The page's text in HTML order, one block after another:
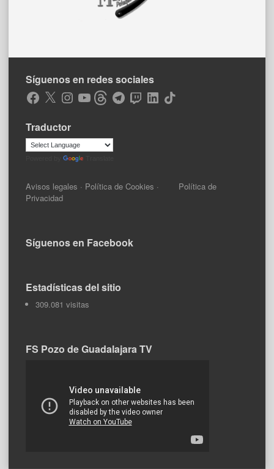
Síguenos en redes sociales
Facebook
X Instagram
YouTubeThreadsTelegramTwitchLinkedIn
TikTok
Traductor
Avisos legales · Política de Cookies · Política de
Privacidad
Síguenos en Facebook
Estadísticas del sitio
309.081 visitas
FS Pozo de Guadalajara TV